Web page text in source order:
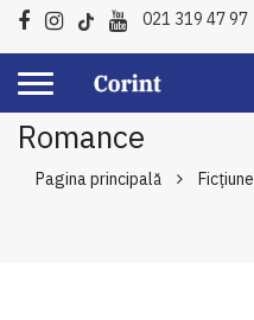
021 319 47 97
Romance
Pagina principală Ficțiune